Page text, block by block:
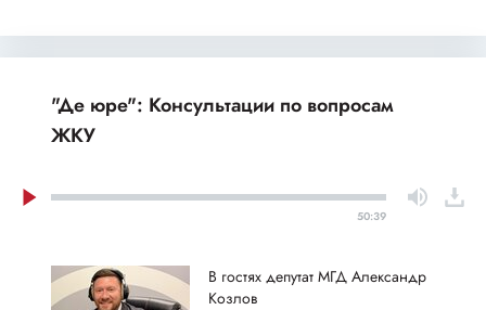
"Де юре": Консультации по вопросам
ЖКУ
50:39
В гостях депутат МГД Александр
Козлов